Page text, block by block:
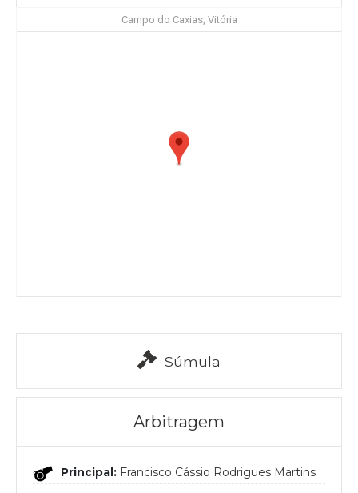
Campo do Caxias, Vitória
Súmula
Arbitragem
Principal: Francisco Cássio Rodrigues Martins